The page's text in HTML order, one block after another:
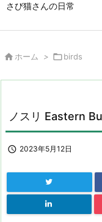
さび猫さんの日常
 ホーム > birds
ノスリ Eastern
 2023年5月12日